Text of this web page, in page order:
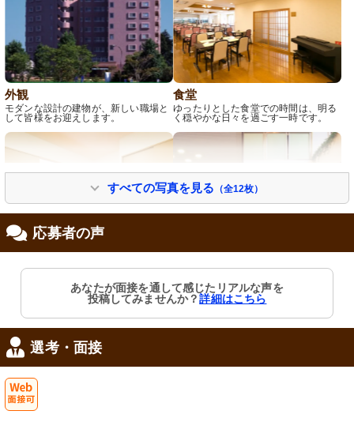
外観
モダンな設計の建物が、新しい職場と
して皆様をお迎えします。
食堂
ゆったりとした食堂での時間は、明る
く穏やかな日々を過ごす一時です。
居室
ゆとりのある空間で、心地よい日差し
が差し込む居室です。清潔感のあふれ
る木目調の床が魅力的です。
エントランス
清潔感あふれる受付と植物が、訪れる
人を暖かく迎えます。
すべての写真を見る （全12枚）
応募者の声
あなたが面接を通して感じたリアルな声を
投稿してみませんか？詳細はこちら
選考・面接